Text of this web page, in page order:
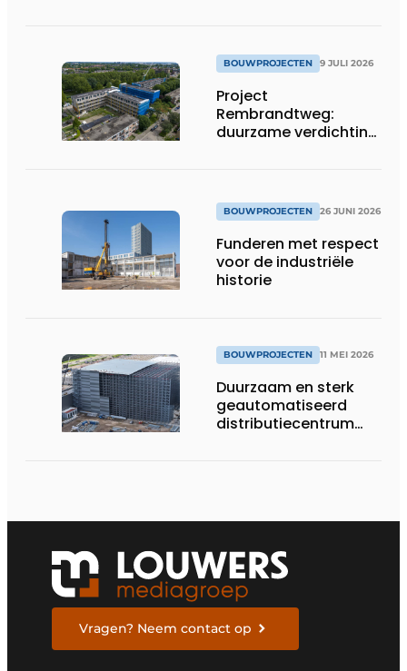
BOUWPROJECTEN 9 JULI 2026
Project
Rembrandtweg:
duurzame verdichting
BOUWPROJECTEN 26 JUNI 2026
Funderen met respect
voor de industriële
historie
BOUWPROJECTEN 11 MEI 2026
Duurzaam en sterk
geautomatiseerd
distributiecentrum
Vragen? Neem contact op